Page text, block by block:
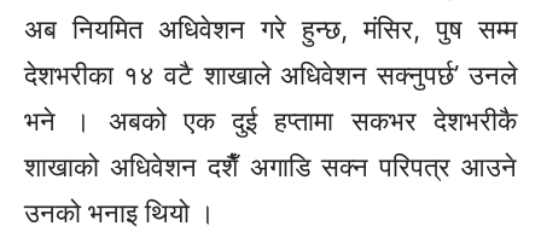
अब नियमित अधिवेशन गरे हुन्छ, मंसिर, पुष सम्म
देशभरीका १४ वटै शाखाले अधिवेशन सक्नुपर्छ’ उनले
भने । अबको एक दुई हप्तामा सकभर देशभरीकै
शाखाको अधिवेशन दशैँ अगाडि सक्न परिपत्र आउने
उनको भनाइ थियो ।